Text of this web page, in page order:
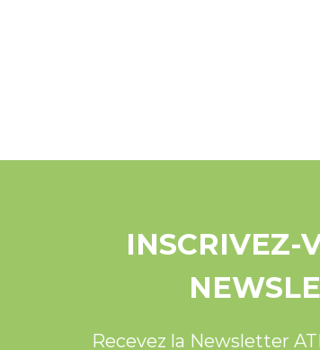
INSCRIVEZ-
Recevez la Newsletter